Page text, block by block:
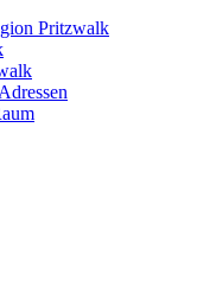
Pritzwalk